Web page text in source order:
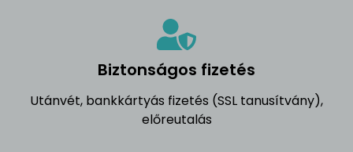
Biztonságos fizetés
Utánvét, bankkártyás fizetés (SSL tanusítvány),
előreutalás